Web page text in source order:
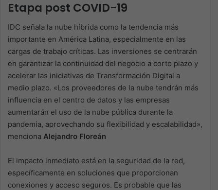
Etapa post COVID-19
IDC señala la nube híbrida como la tendencia más
importante en América Latina, especialmente en las
cargas de trabajo críticas. Las inversiones se centrarán
en garantizar la continuidad del negocio a corto plazo y
acelerar las iniciativas de Transformación Digital a
medio plazo. «Los proveedores de la nube tendrán más
influencia en el centro de datos y las empresas
aumentarán el uso de la nube pública durante la
pandemia, aprovechando su flexibilidad y escalabilidad»,
menciona Alejandro Floreán
El impacto inmediato está en la seguridad de la red,
específicamente en soluciones que proporcionan
conexiones y acceso seguros. Es probable que las